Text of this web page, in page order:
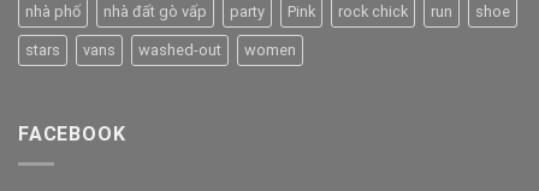
nhà phố nhà đất gò vấp party Pink rock chick run shoe
stars vans washed-out women
FACEBOOK